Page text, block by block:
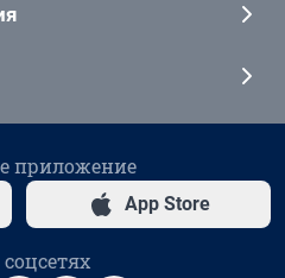
приложение
App Store